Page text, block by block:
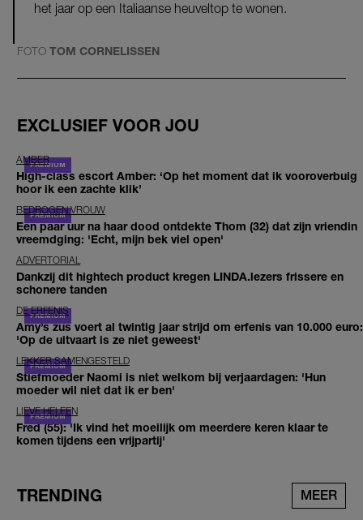
het jaar op een Italiaanse heuveltop te wonen.
FOTO TOM CORNELISSEN
EXCLUSIEF VOOR JOU
AMBER
High-class escort Amber: ‘Op het moment dat ik vooroverbuig
hoor ik een zachte klik’
BEDROGEN VROUW
Een paar uur na haar dood ontdekte Thom (32) dat zijn vriendin
vreemdging: 'Echt, mijn bek viel open'
ADVERTORIAL
Dankzij dit hightech product kregen LINDA.lezers frissere en
schonere tanden
DE ERFENIS
Amy’s zus voert al twintig jaar strijd om erfenis van 10.000 euro:
'Op de uitvaart is ze niet geweest'
LEKKER SAMENGESTELD
Stiefmoeder Naomi is niet welkom bij verjaardagen: 'Hun
moeder wil niet dat ik er ben'
LIEVE HELEEN
Fred (55): 'Ik vind het moeilijk om meerdere keren klaar te
komen tijdens een vrijpartij'
TRENDING MEER